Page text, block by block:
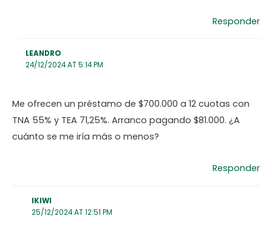
Responder
LEANDRO
24/12/2024 AT 5:14 PM
Me ofrecen un préstamo de $700.000 a 12 cuotas con
TNA 55% y TEA 71,25%. Arranco pagando $81.000. ¿A
cuánto se me iría más o menos?
Responder
IKIWI
25/12/2024 AT 12:51 PM